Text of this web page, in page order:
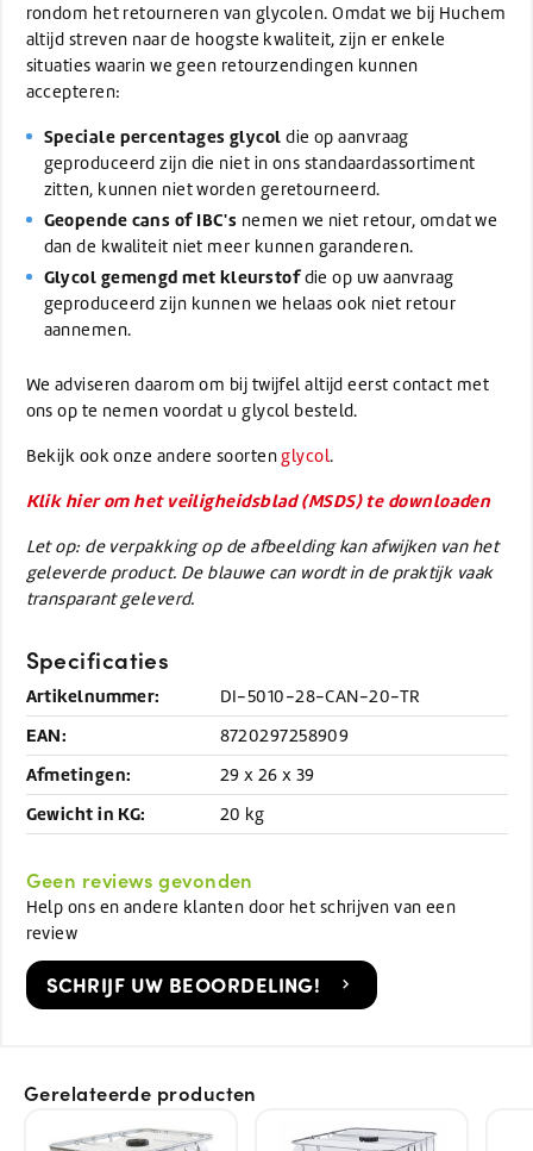
rondom het retourneren van glycolen. Omdat we bij Huchem
altijd streven naar de hoogste kwaliteit, zijn er enkele
situaties waarin we geen retourzendingen kunnen
accepteren:
Speciale percentages glycol die op aanvraag
geproduceerd zijn die niet in ons standaardassortiment
zitten, kunnen niet worden geretourneerd.
Geopende cans of IBC's nemen we niet retour, omdat we
dan de kwaliteit niet meer kunnen garanderen.
Glycol gemengd met kleurstofdie op uw aanvraag
geproduceerd zijn kunnen we helaas ook niet retour
aannemen.
We adviseren daarom om bij twijfel altijd eerst contact met
ons op te nemen voordat u glycol besteld.
Bekijk ook onze andere soortenglycol.
Klik hier om het veiligheidsblad (MSDS) te downloaden
Let op: de verpakking op de afbeelding kan afwijken van het
geleverde product. De blauwe can wordt in de praktijk vaak
transparant geleverd.
Specificaties
Artikelnummer: DI-5010-28-CAN-20-TR
EAN: 8720297258909
Afmetingen: 29 x 26 x 39
Gewicht in KG: 20 kg
Geen reviews gevonden
Help ons en andere klanten door het schrijven van een
review
SCHRIJF UW BEOORDELING!
Gerelateerde producten